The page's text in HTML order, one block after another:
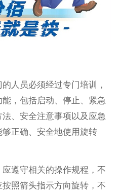
人员必须经过专门培训，
，包括启动、停止、紧急
、安全注意事项以及应急
正确、安全地使用旋转
遵守相关的操作规程，不
照箭头指示方向旋转，不